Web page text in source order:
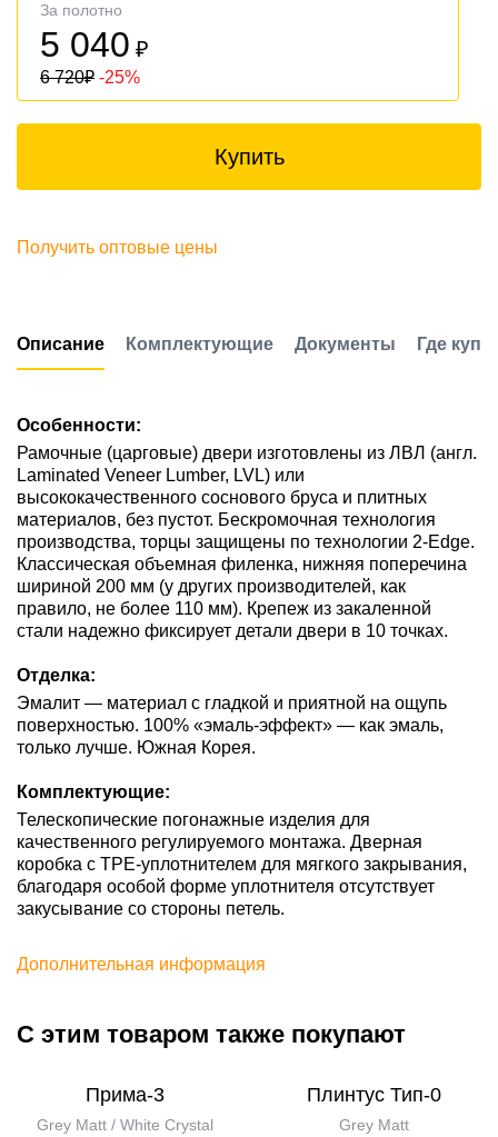
За полотно
5 040 ₽
6 720₽ -25%
Купить
Получить оптовые цены
Описание Комплектующие Документы Где
Особенности:
Рамочные (царговые) двери изготовлены из ЛВЛ (англ.
Laminated Veneer Lumber, LVL) или
высококачественного соснового бруса и плитных
материалов, без пустот. Бескромочная технология
производства, торцы защищены по технологии 2-Edge.
Классическая объемная филенка, нижняя поперечина
шириной 200 мм (у других производителей, как
правило, не более 110 мм). Крепеж из закаленной
стали надежно фиксирует детали двери в 10 точках.
Отделка:
Эмалит — материал с гладкой и приятной на ощупь
поверхностью. 100% «эмаль-эффект» — как эмаль,
только лучше. Южная Корея.
Комплектующие:
Телескопические погонажные изделия для
качественного регулируемого монтажа. Дверная
коробка с TPE-уплотнителем для мягкого закрывания,
благодаря особой форме уплотнителя отсутствует
закусывание со стороны петель.
Дополнительная информация
С этим товаром также покупают
Прима-3
Grey Matt / White Сrystal
Плинтус Тип-0
Grey Matt